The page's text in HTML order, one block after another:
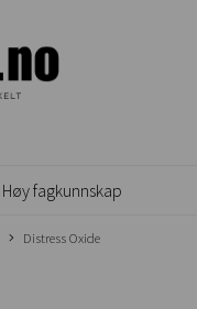
Høy fagkunnskap
Distress Oxide